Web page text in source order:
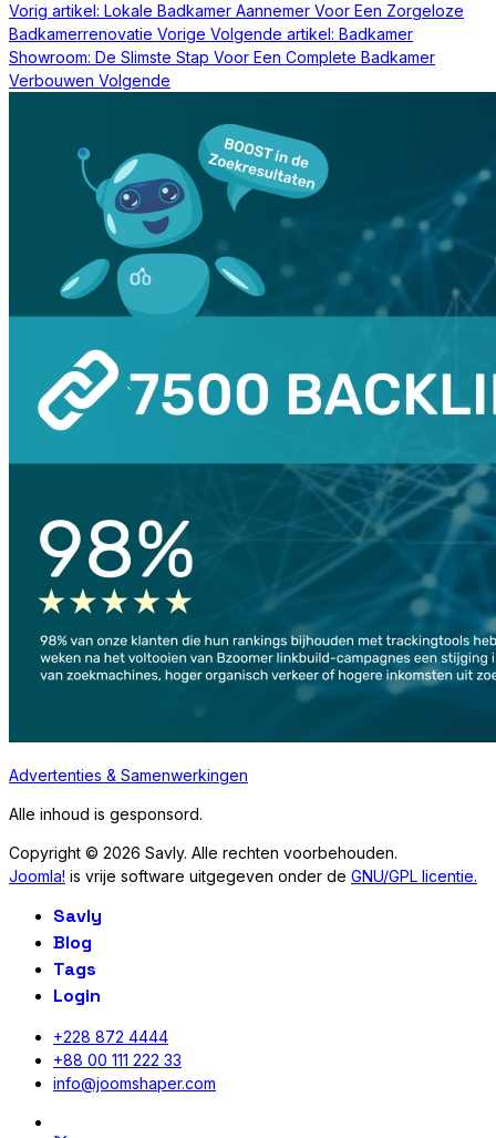
Vorig artikel: Lokale Badkamer Aannemer Voor Een Zorgeloze
Badkamerrenovatie Vorige Volgende artikel: Badkamer
Showroom: De Slimste Stap Voor Een Complete Badkamer
Verbouwen Volgende
Advertenties & Samenwerkingen
Alle inhoud is gesponsord.
Copyright © 2026 Savly. Alle rechten voorbehouden.
Joomla! is vrije software uitgegeven onder de GNU/GPL licentie.
Savly
Blog
Tags
Login
+228 872 4444
+88 00 111 222 33
info@joomshaper.com